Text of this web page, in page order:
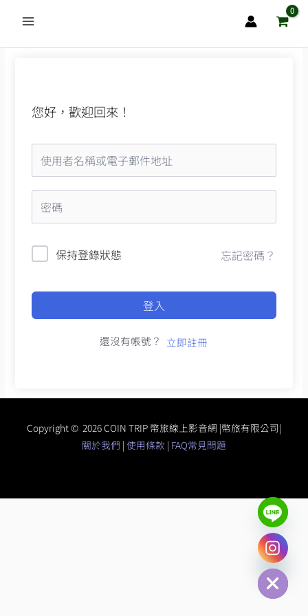
主
您好，歡迎回來！
保持登錄狀態 忘記密碼？
登入
還沒有帳號？ 立即註冊
Copyright © 2026 COIN TRIP 幣旅線上影音網 |幣旅有限公司|
關於我們 | 使用條款 | FAQ常見問題
Hide
chaty